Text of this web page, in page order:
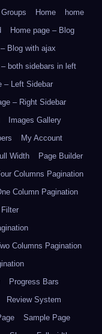
Groups Home
home
Home page – Blog
Blog with ajax
– both sidebars in left
– Left Sidebar
– Right Sidebar
Images Gallery
My Account
Width
Page Builder
Columns Pagination
Column Pagination
Columns Pagination
Progress Bars
Review System
Sample Page